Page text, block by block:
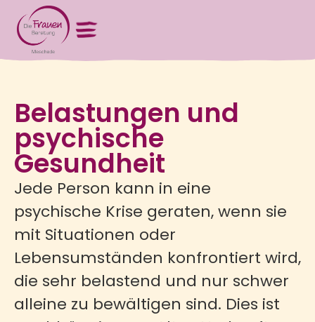
Belastungen und
psychische
Gesundheit
Jede Person kann in eine
psychische Krise geraten, wenn sie
mit Situationen oder
Lebensumständen konfrontiert wird,
die sehr belastend und nur schwer
alleine zu bewältigen sind. Dies ist